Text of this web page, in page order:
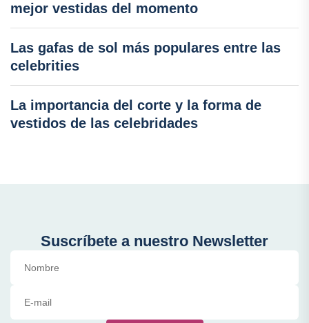
mejor vestidas del momento
Las gafas de sol más populares entre las
celebrities
La importancia del corte y la forma de
vestidos de las celebridades
Suscríbete a nuestro Newsletter